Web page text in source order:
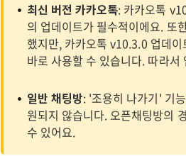
최신 버전 카카오톡: 카카오톡
의 업데이트가 필수적이에요. 또
했지만, 카카오톡 v10.3.0 업데
바로 사용할 수 있습니다. 따라
일반 채팅방: '조용히 나가기' 기
원되지 않습니다. 오픈채팅방의
수 있어요.